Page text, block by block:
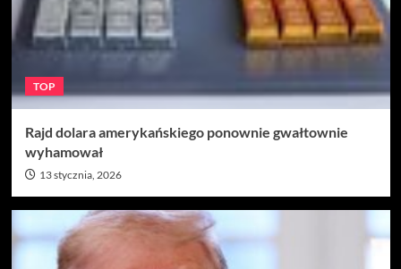
TOP
Rajd dolara amerykańskiego ponownie gwałtownie
wyhamował
13 stycznia, 2026